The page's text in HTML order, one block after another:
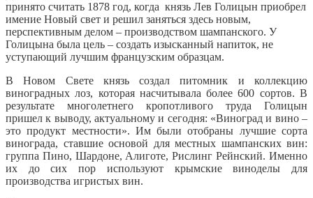
принято считать 1878 год, когда князь Лев Голицын приобрел
имение Новый свет и решил заняться здесь новым,
перспективным делом – производством шампанского. У
Голицына была цель – создать изысканный напиток, не
уступающий лучшим французским образцам.
В Новом Свете князь создал питомник и коллекцию
виноградных лоз, которая насчитывала более 600 сортов. В
результате многолетнего кропотливого труда Голицын
пришел к выводу, актуальному и сегодня: «Виноград и вино –
это продукт местности». Им были отобраны лучшие сорта
винограда, ставшие основой для местных шампанских вин:
группа Пино, Шардоне, Алиготе, Рислинг Рейнский. Именно
их до сих пор используют крымские виноделы для
производства игристых вин.